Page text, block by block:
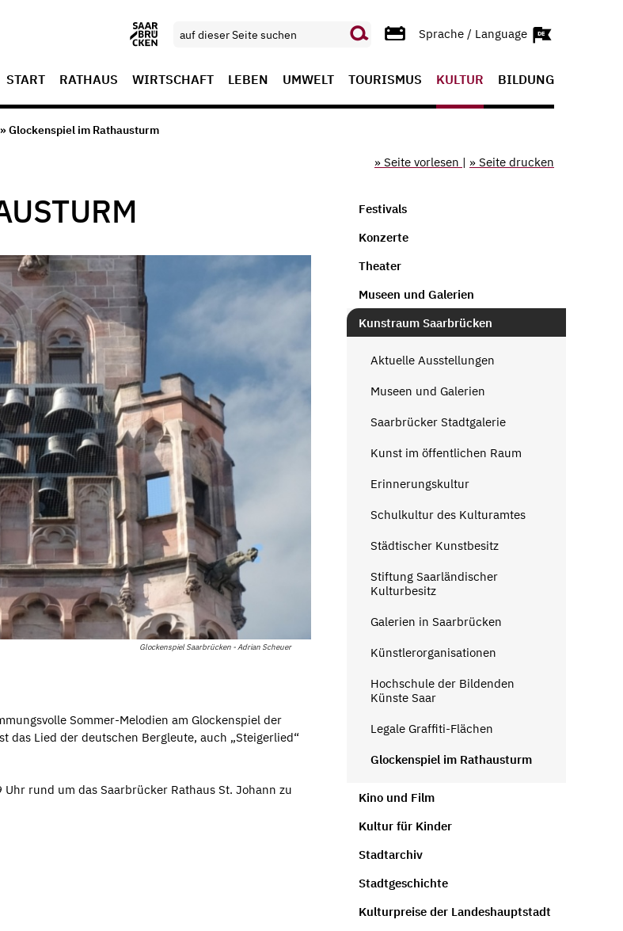
Sprache / Language
START RATHAUS WIRTSCHAFT LEBEN UMWELT TOURISMUS KULTUR BILDUNG
» Glockenspiel im Rathausturm
» Seite vorlesen | » Seite drucken
Glockenspiel Saarbrücken - Adrian Scheuer
Sommer-Melodien am Glockenspiel der
das Lied der deutschen Bergleute, auch „Steigerlied“
rund um das Saarbrücker Rathaus St. Johann zu
Festivals
Konzerte
Theater
Museen und Galerien
Kunstraum Saarbrücken
Aktuelle Ausstellungen
Museen und Galerien
Saarbrücker Stadtgalerie
Kunst im öffentlichen Raum
Erinnerungskultur
Schulkultur des Kulturamtes
Städtischer Kunstbesitz
Stiftung Saarländischer
Kulturbesitz
Galerien in Saarbrücken
Künstlerorganisationen
Hochschule der Bildenden
Künste Saar
Legale Graffiti-Flächen
Glockenspiel im Rathausturm
Kino und Film
Kultur für Kinder
Stadtarchiv
Stadtgeschichte
Kulturpreise der Landeshauptstadt